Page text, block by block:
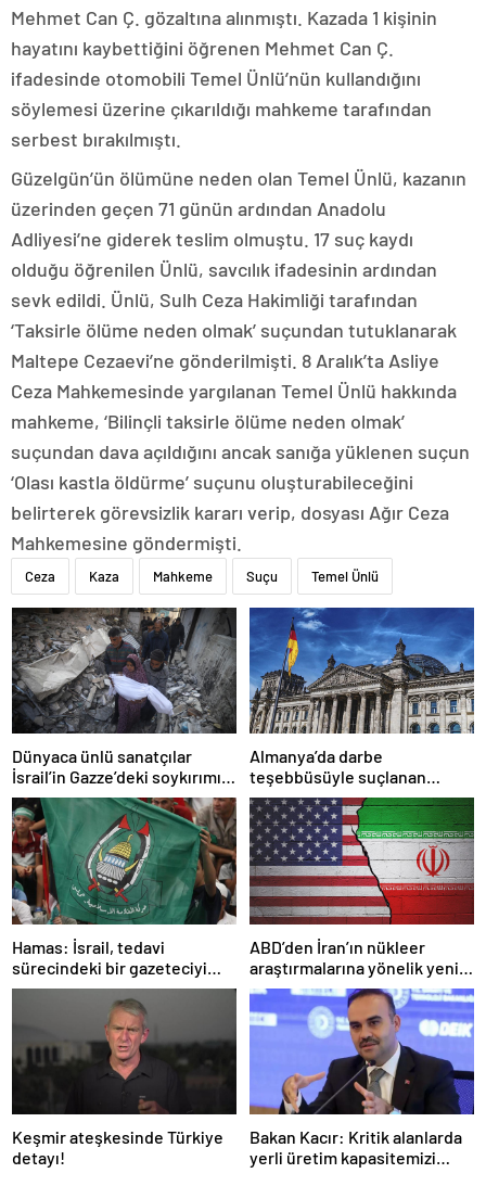
Mehmet Can Ç. gözaltına alınmıştı. Kazada 1 kişinin
hayatını kaybettiğini öğrenen Mehmet Can Ç.
ifadesinde otomobili Temel Ünlü’nün kullandığını
söylemesi üzerine çıkarıldığı mahkeme tarafından
serbest bırakılmıştı.
Güzelgün’ün ölümüne neden olan Temel Ünlü, kazanın
üzerinden geçen 71 günün ardından Anadolu
Adliyesi’ne giderek teslim olmuştu. 17 suç kaydı
olduğu öğrenilen Ünlü, savcılık ifadesinin ardından
sevk edildi. Ünlü, Sulh Ceza Hakimliği tarafından
‘Taksirle ölüme neden olmak’ suçundan tutuklanarak
Maltepe Cezaevi’ne gönderilmişti. 8 Aralık’ta Asliye
Ceza Mahkemesinde yargılanan Temel Ünlü hakkında
mahkeme, ‘Bilinçli taksirle ölüme neden olmak’
suçundan dava açıldığını ancak sanığa yüklenen suçun
‘Olası kastla öldürme’ suçunu oluşturabileceğini
belirterek görevsizlik kararı verip, dosyası Ağır Ceza
Mahkemesine göndermişti.
Ceza Kaza Mahkeme Suçu Temel Ünlü
Dünyaca ünlü sanatçılar
İsrail’in Gazze’deki soykırımını
kınadı
Almanya’da darbe
teşebbüsüyle suçlanan
örgüte ait dernek yasaklandı
Hamas: İsrail, tedavi
sürecindeki bir gazeteciyi
öldürerek savaş suçu
ABD’den İran’ın nükleer
araştırmalarına yönelik yeni
yaptırımlar
Keşmir ateşkesinde Türkiye
detayı!
Bakan Kacır: Kritik alanlarda
yerli üretim kapasitemizi